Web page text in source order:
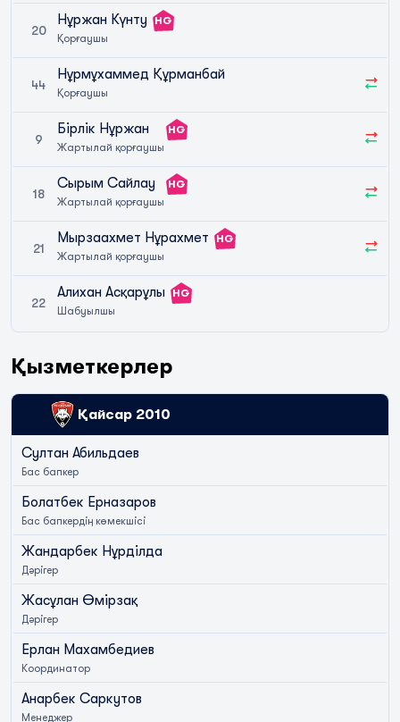
20
Нұржан Күнту
Қорғаушы
HG
44
Нұрмұхаммед Құрманбай
Қорғаушы
9
Бірлік Нұржан
Жартылай қорғаушы
HG
18
Сырым Сайлау
Жартылай қорғаушы
HG
21
Мырзаахмет Нұрахмет
Жартылай қорғаушы
HG
22
Алихан Асқарұлы
Шабуылшы
HG
Қызметкерлер
Қайсар 2010
Султан Абильдаев
Бас бапкер
Болатбек Ерназаров
Бас бапкердің көмекшісі
Жандарбек Нұрділда
Дәрігер
Жасұлан Өмірзақ
Дәрігер
Ерлан Махамбедиев
Координатор
Анарбек Саркутов
Менеджер